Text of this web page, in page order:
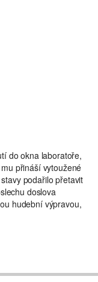
do okna laboratoře,
přináší vytoužené
podařilo přetavit
doslova
hudební výpravou,